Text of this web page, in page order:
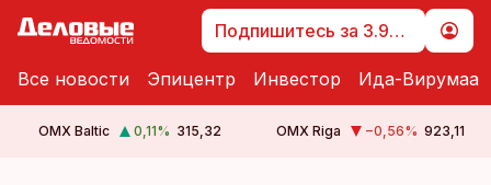
Подпишитесь за 3.99 €
Все новости Эпицентр Инвестор Ида-Вирумаа
OMX Baltic 0,11% 315,32 OMX Riga −0,56% 923,11